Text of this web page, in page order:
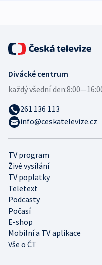
TV program
Živé vysílání
TV poplatky
Teletext
Podcasty
Počasí
E-shop
Mobilní a TV aplikace
Vše o ČT
Divácké centrum
každý všední den:
261 136 113
info@ceskatelevize.cz